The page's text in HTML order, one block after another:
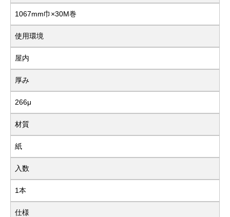
1067mm巾×30M巻
使用環境
屋内
厚み
266μ
材質
紙
入数
1本
仕様